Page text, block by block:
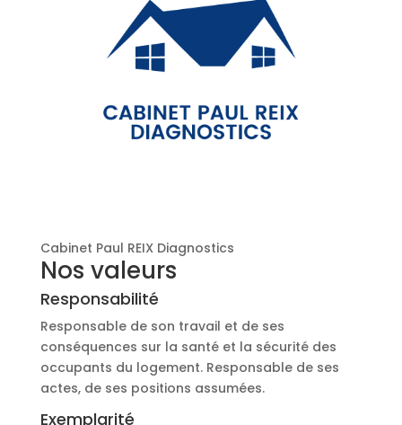
Cabinet Paul REIX Diagnostics
Nos valeurs
Responsabilité
Responsable de son travail et de ses
conséquences sur la santé et la sécurité des
occupants du logement. Responsable de ses
actes, de ses positions assumées.
Exemplarité